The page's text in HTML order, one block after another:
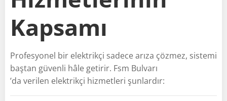
Kapsamı
Profesyonel bir elektrikçi sadece arıza çözmez, sistemi
baştan güvenli hâle getirir. Fsm Bulvarı
’da verilen elektrikçi hizmetleri şunlardır: